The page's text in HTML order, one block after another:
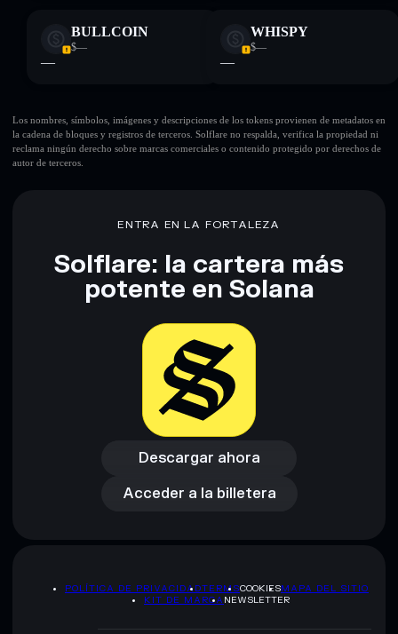
BULLCOIN
$—
—
WHISPY
$—
—
Los nombres, símbolos, imágenes y descripciones de los tokens provienen de metadatos en
la cadena de bloques y registros de terceros. Solflare no respalda, verifica la propiedad ni
reclama ningún derecho sobre marcas comerciales o contenido protegido por derechos de
autor de terceros.
ENTRA EN LA FORTALEZA
Solflare: la cartera más
potente en Solana
Descargar ahora
Descargar ahora
Acceder a la billetera
Acceder a la billetera
POLÍTICA DE PRIVACIDADTERMSCOOKIESMAPA DEL SITIO
KIT DE MARCA NEWSLETTER